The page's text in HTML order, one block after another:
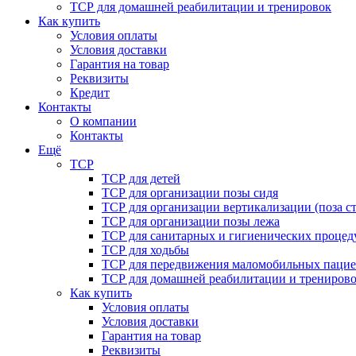
ТСР для домашней реабилитации и тренировок
Как купить
Условия оплаты
Условия доставки
Гарантия на товар
Реквизиты
Кредит
Контакты
О компании
Контакты
Ещё
ТСР
ТСР для детей
ТСР для организации позы сидя
ТСР для организации вертикализации (поза
ТСР для организации позы лежа
ТСР для санитарных и гигиенических
ТСР для ходьбы
ТСР для передвижения маломобильных
ТСР для домашней реабилитации и
Как купить
Условия оплаты
Условия доставки
Гарантия на товар
Реквизиты